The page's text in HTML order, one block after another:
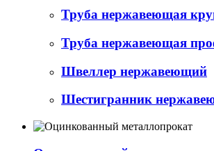
Труба нержавеющая
Труба нержавеющая
Швеллер нержавеющий
Шестигранник